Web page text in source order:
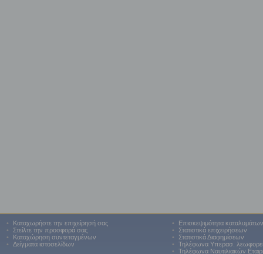
•
Καταχωρήστε την επιχείρησή σας
•
Στείλτε την προσφορά σας
•
Καταχώρηση συντεταγμένων
•
Δείγματα ιστοσελίδων
•
Επισκεψιμότητα καταλυμάτων
•
Στατιστικά επιχειρήσεων
•
Στατιστικά Διαφημίσεων
•
Τηλέφωνα Υπερασ.
•
Τηλέφωνα Ναυτιλιακών